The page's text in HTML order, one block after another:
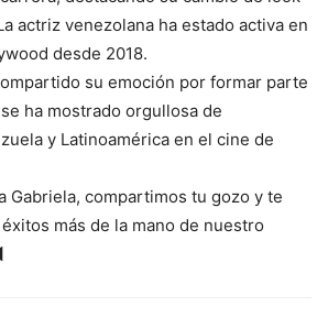
actriz venezolana ha estado activa en
desde 2018.
su emoción por formar parte
ha mostrado orgullosa de
y Latinoamérica en el cine de
Gabriela, compartimos tu gozo y te
más de la mano de nuestro